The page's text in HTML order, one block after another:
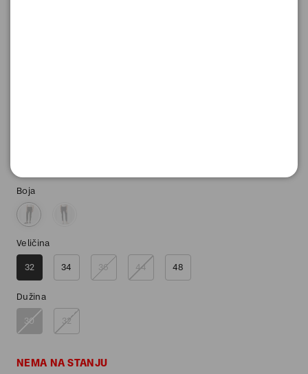
Boja
Veličina
32 34 36 44 48
Dužina
30 32
NEMA NA STANJU